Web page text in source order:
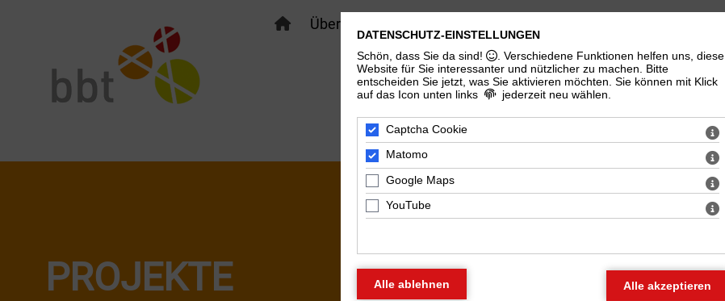
Über bbt
PROJEKTE
DATENSCHUTZ-EINSTELLUNGEN
Schön, dass Sie da sind!
. Verschiedene Funktionen helfen uns, diese
Website für Sie interessanter und nützlicher zu machen.
Bitte
entscheiden Sie jetzt, was Sie aktivieren möchten. Sie können mit Klick
auf das Icon unten links
jederzeit neu wählen.
Captcha Cookie
Matomo
Google Maps
YouTube